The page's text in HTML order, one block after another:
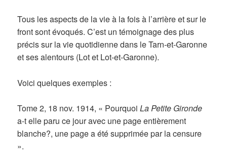
Tous les aspects de la vie à la fois à l’arrière et sur le
front sont évoqués. C’est un témoignage des plus
précis sur la vie quotidienne dans le Tarn-et-Garonne
et ses alentours (Lot et Lot-et-Garonne).
Voici quelques exemples :
Tome 2, 18 nov. 1914, « PourquoiLa Petite Gironde
a-t elle paru ce jour avec une page entièrement
blanche?, une page a été supprimée par la censure
».